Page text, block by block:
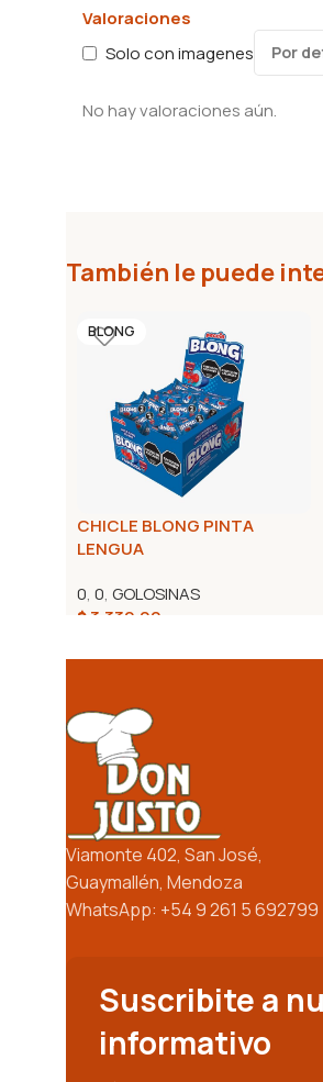
Valoraciones
Solo con imagenes
No hay valoraciones aún.
También le puede
BLONG
CHICLE BLONG PINTA
LENGUA
0, 0, GOLOSINAS
$3.330,00
Viamonte 402, San José,
Guaymallén, Mendoza
WhatsApp: +54 9 261 5 692799
Suscribite a
informativo